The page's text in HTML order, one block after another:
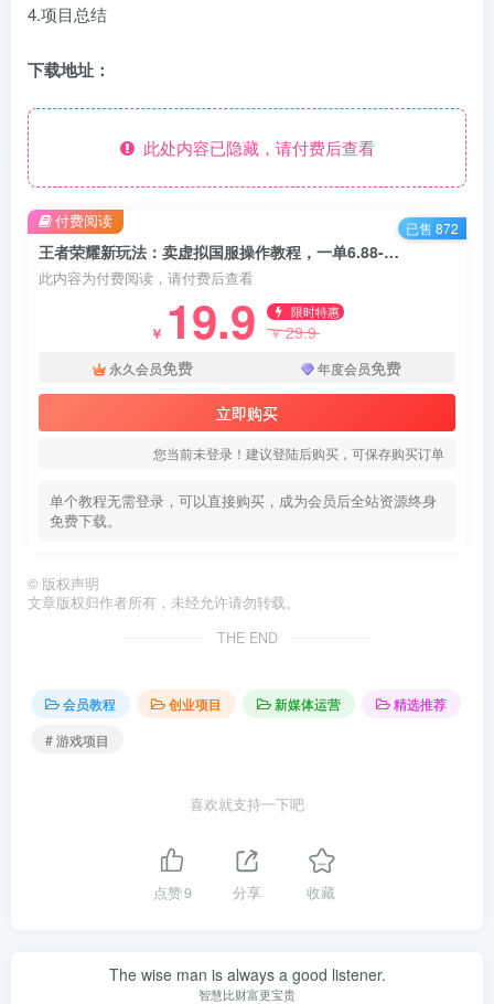
4.项目总结
下载地址：
此处内容已隐藏，请付费后查看
王者荣耀新玩法：卖虚拟国服操作教程，一单6.88-99.99元，0成本无限贩卖
此内容为付费阅读，请付费后查看
￥ 19.9 限时特惠
￥29.9
永久会员免费 年度会员免费
立即购买
您当前未登录！建议登陆后购买，可保存购买订单
单个教程无需登录，可以直接购买，成为会员后全站资源终身
免费下载。
付费阅读 已售 872
© 版权声明
文章版权归作者所有，未经允许请勿转载。
THE END
会员教程 创业项目 新媒体运营
精选推荐
# 游戏项目
喜欢就支持一下吧
点赞9 分享 收藏
The wise man is always a good listener.
智慧比财富更宝贵